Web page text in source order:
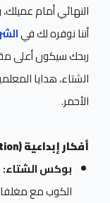
النهائي أمام
أننا نوفره لك في
ربحك سيكون أعلى
الشتاء، هدايا
الأحمر.
أفكار إبداعية (Creative Inspiration)
بوكس الشتاء:
الكوب مع